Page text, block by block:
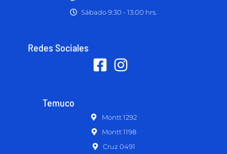
Sábado 9:30 - 13:00 hrs.
Redes Sociales
Temuco
Montt 1292
Montt 1198
Cruz 0491